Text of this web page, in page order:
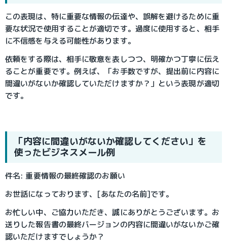
この表現は、特に重要な情報の伝達や、誤解を避けるために重
要な状況で使用することが適切です。過度に使用すると、相手
に不信感を与える可能性があります。
依頼をする際は、相手に敬意を表しつつ、明確かつ丁寧に伝え
ることが重要です。例えば、「お手数ですが、提出前に内容に
間違いがないか確認していただけますか？」という表現が適切
です。
「内容に間違いがないか確認してください」を
使ったビジネスメール例
件名: 重要情報の最終確認のお願い
お世話になっております、[あなたの名前]です。
お忙しい中、ご協力いただき、誠にありがとうございます。お
送りした報告書の最終バージョンの内容に間違いがないかご確
認いただけますでしょうか？